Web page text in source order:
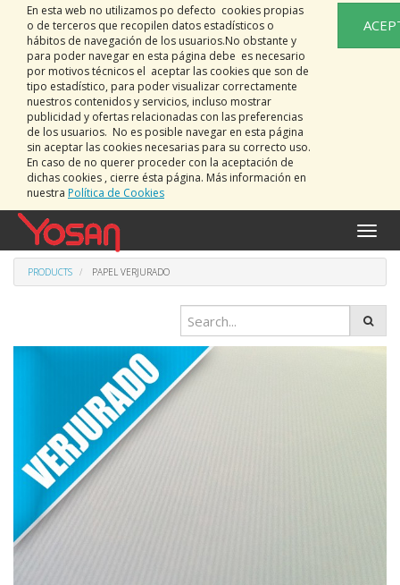
En esta web no utilizamos po defecto cookies propias
o de terceros que recopilen datos estadísticos o
hábitos de navegación de los usuarios.No obstante y
para poder navegar en esta página debe es necesario
por motivos técnicos el aceptar las cookies que son de
tipo estadístico, para poder visualizar correctamente
nuestros contenidos y servicios, incluso mostrar
publicidad y ofertas relacionadas con las preferencias
de los usuarios. No es posible navegar en esta página
sin aceptar las cookies necesarias para su correcto uso.
En caso de no querer proceder con la aceptación de
dichas cookies , cierre ésta página. Más información en
nuestra Política de Cookies
Toggle
PRODUCTS PAPEL VERJURADO